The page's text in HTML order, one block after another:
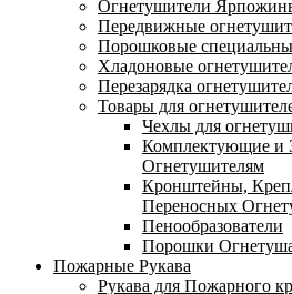
Огнетушители
Передвижные
Порошковые
Хладоновые
Перезарядка
Товары для
Чехлы для
Комплектующие и
Огнетушителям
Кронштейны,
Переносных
Пенообразователи
Порошки
Пожарные Рукава
Рукава для Пожарного